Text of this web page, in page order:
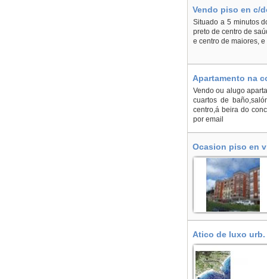
Vendo piso en c/
Situado a 5 minutos
preto de centro de
e centro de maiores,
Apartamento na
Vendo ou alugo
cuartos de
centro,á beira do
por email
Ocasion piso en
Atico de luxo